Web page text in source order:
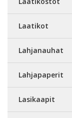
Laatikot
Lahjanauhat
Lahjapaperit
Lasikaapit